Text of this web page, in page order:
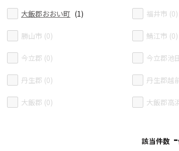
大飯郡おおい町 (1) 福井市 (0)
勝山市 (0) 鯖江市 (0)
今立郡 (0) 今立郡池
丹生郡 (0) 丹生郡越
大飯郡 (0) 大飯郡高
該当件数 -